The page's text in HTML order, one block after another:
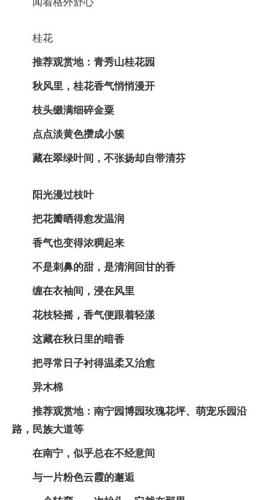
桂花
推荐观赏地：青秀山桂花园
秋风里，桂花香气悄悄漫开
枝头缀满细碎金粟
点点淡黄色攒成小簇
藏在翠绿叶间，不张扬却自带清芬
阳光漫过枝叶
把花瓣晒得愈发温润
香气也变得浓稠起来
不是刺鼻的甜，是清润回甘的香
缠在衣袖间，浸在风里
花枝轻摇，香气便跟着轻漾
这藏在秋日里的暗香
把寻常日子衬得温柔又治愈
异木棉
推荐观赏地：南宁园博园玫瑰花坪、萌宠乐园沿
路，民族大道等
在南宁，似乎总在不经意间
与一片粉色云霞的邂逅